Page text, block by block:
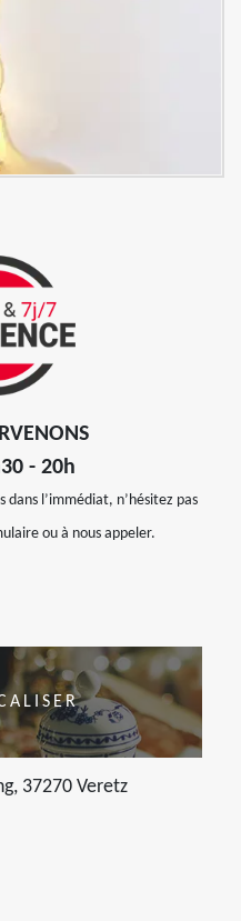
- 20h
dans l’immédiat, n’hésitez pas
ou à nous appeler.
37270 Veretz